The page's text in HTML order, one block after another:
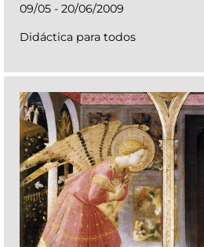
09/05 - 20/06/2009
Didáctica para todos